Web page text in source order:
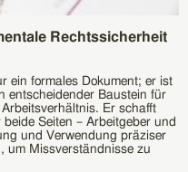
Rechtssicherheit
ein formales Dokument; er ist
entscheidender Baustein für
Er schafft
Seiten – Arbeitgeber und
und Verwendung präziser
um Missverständnisse zu